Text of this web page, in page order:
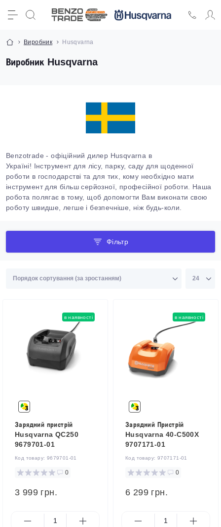
Виробник Husqvarna
Виробник Husqvarna
Benzotrade - офіційний дилер Husqvarna в
Україні! Інструмент для лісу, парку, саду для щоденної
роботи в господарстві та для тих, кому необхідно мати
інструмент для більш серйозної, професійної роботи. Наша
робота полягає в тому, щоб допомогти Вам виконати свою
роботу швидше, легше і безпечніше, ніж будь-коли.
Фільтр
в наявності
Зарядний пристрій
Husqvarna QC250
9679701-01
Код товару: 9679701-01
0
3 999 грн.
в наявності
Зарядний Пристрій
Husqvarna 40-C500X
9707171-01
Код товару: 9707171-01
0
6 299 грн.